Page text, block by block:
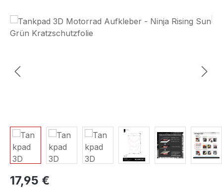
Bildergalerie überspringen
17,95 €